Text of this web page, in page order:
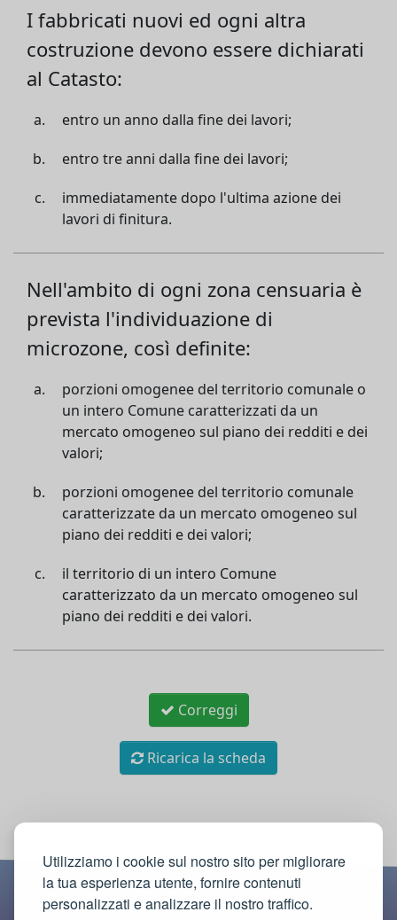
Utilizziamo i cookie sul nostro sito per migliorare
la tua esperienza utente, fornire contenuti
personalizzati e analizzare il nostro traffico.
I fabbricati nuovi ed ogni altra
costruzione devono essere dichiarati
al Catasto:
entro un anno dalla fine dei lavori;
entro tre anni dalla fine dei lavori;
immediatamente dopo l'ultima azione dei
lavori di finitura.
Nell'ambito di ogni zona censuaria è
prevista l'individuazione di
microzone, così definite:
porzioni omogenee del territorio comunale o
un intero Comune caratterizzati da un
mercato omogeneo sul piano dei redditi e dei
valori;
porzioni omogenee del territorio comunale
caratterizzate da un mercato omogeneo sul
piano dei redditi e dei valori;
il territorio di un intero Comune
caratterizzato da un mercato omogeneo sul
piano dei redditi e dei valori.
Correggi
Ricarica la scheda